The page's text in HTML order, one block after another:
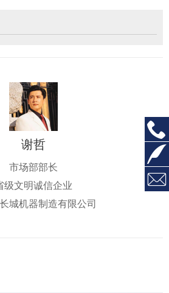
谢哲
市场部部长
级文明诚信企业
城机器制造有限公司


